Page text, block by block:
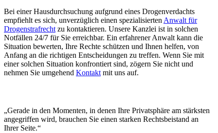
Bei einer Hausdurchsuchung aufgrund eines Drogenverdachts
empfiehlt es sich, unverzüglich einen spezialisierten Anwalt für
Drogenstrafrecht zu kontaktieren. Unsere Kanzlei ist in solchen
Notfällen 24/7 für Sie erreichbar. Ein erfahrener Anwalt kann die
Situation bewerten, Ihre Rechte schützen und Ihnen helfen, von
Anfang an die richtigen Entscheidungen zu treffen. Wenn Sie mit
einer solchen Situation konfrontiert sind, zögern Sie nicht und
nehmen Sie umgehend Kontakt mit uns auf.
„Gerade in den Momenten, in denen Ihre Privatsphäre am stärksten
angegriffen wird, brauchen Sie einen starken Rechtsbeistand an
Ihrer Seite.“